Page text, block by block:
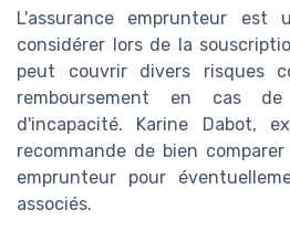
L'assurance emprunteur est
considérer lors de la
peut couvrir divers risques
remboursement en cas
d'incapacité. Karine Dabot,
recommande de bien
emprunteur pour
associés.